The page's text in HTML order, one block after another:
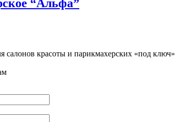
“Альфа”
салонов красоты и парикмахерских «под ключ»